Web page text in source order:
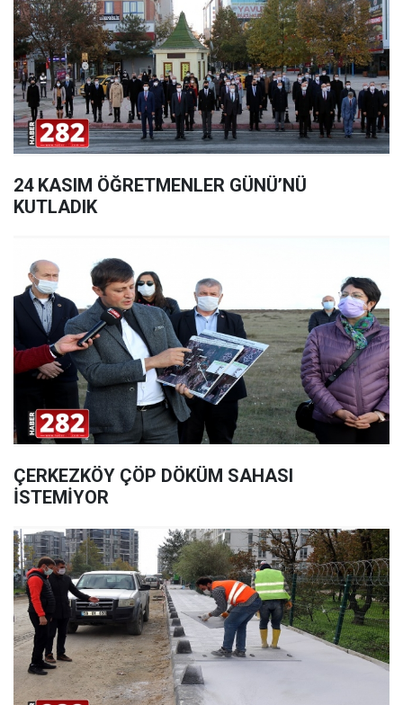
24 KASIM ÖĞRETMENLER GÜNÜ’NÜ
KUTLADIK
ÇERKEZKÖY ÇÖP DÖKÜM SAHASI
İSTEMİYOR